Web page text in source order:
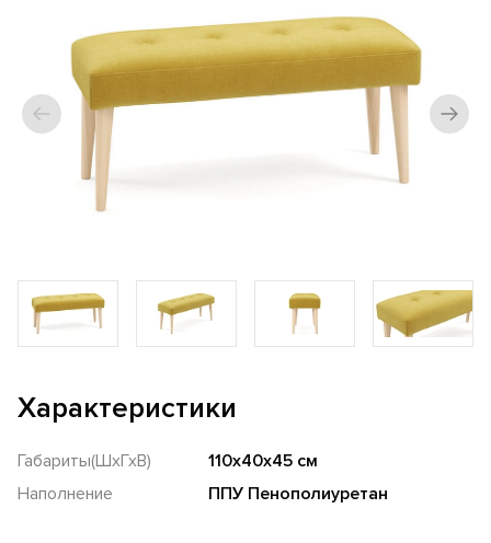
Характеристики
Габариты(ШхГхВ)
110х40х45 см
Наполнение
ППУ Пенополиуретан